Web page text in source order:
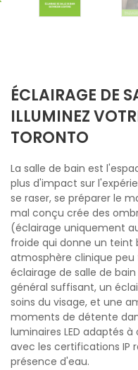
ÉCLAIRAGE DE
ILLUMINEZ
TORONTO
La salle de bain est
plus d'impact sur
se raser, se préparer le
mal conçu crée des
(éclairage uniquement
froide qui donne un teint
atmosphère clinique peu
éclairage de salle de
général suffisant, un
soins du visage, et une
moments de détente
luminaires LED adaptés
avec les certifications IP
présence d'eau.